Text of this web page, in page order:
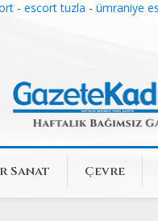
- escort tuzla - ümraniye
Sanat Çevre